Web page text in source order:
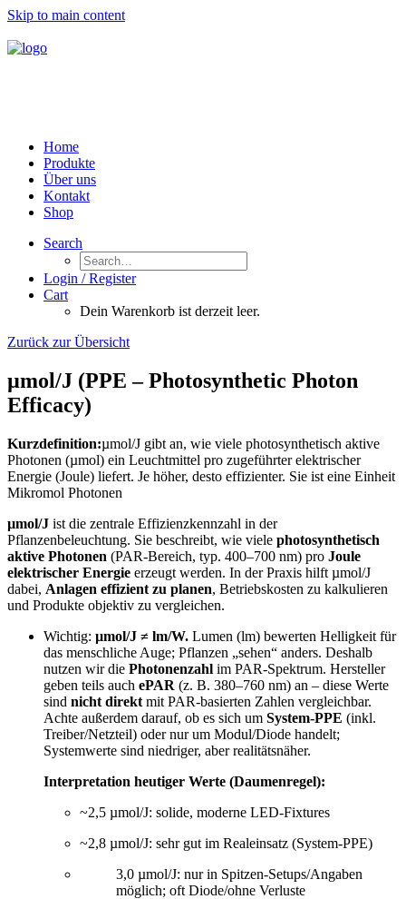
Skip to main content
Home
Produkte
Über uns
Kontakt
Shop
Search
Login / Register
Cart
Dein Warenkorb ist derzeit leer.
Zurück zur Übersicht
µmol/J (PPE – Photosynthetic Photon
Efficacy)
Kurzdefinition:µmol/J gibt an, wie viele photosynthetisch aktive
Photonen (µmol) ein Leuchtmittel pro zugeführter elektrischer
Energie (Joule) liefert. Je höher, desto effizienter. Sie ist eine Einheit
Mikromol Photonen
µmol/J ist die zentrale Effizienzkennzahl in der
Pflanzenbeleuchtung. Sie beschreibt, wie viele photosynthetisch
aktive Photonen (PAR-Bereich, typ. 400–700 nm) pro Joule
elektrischer Energie erzeugt werden. In der Praxis hilft µmol/J
dabei, Anlagen effizient zu planen, Betriebskosten zu kalkulieren
und Produkte objektiv zu vergleichen.
Wichtig: µmol/J ≠ lm/W. Lumen (lm) bewerten Helligkeit für
das menschliche Auge; Pflanzen „sehen“ anders. Deshalb
nutzen wir die Photonenzahl im PAR-Spektrum. Hersteller
geben teils auch ePAR (z. B. 380–760 nm) an – diese Werte
sind nicht direkt mit PAR-basierten Zahlen vergleichbar.
Achte außerdem darauf, ob es sich um System-PPE (inkl.
Treiber/Netzteil) oder nur um Modul/Diode handelt;
Systemwerte sind niedriger, aber realitätsnäher.
Interpretation heutiger Werte (Daumenregel):
~2,5 µmol/J: solide, moderne LED-Fixtures
~2,8 µmol/J: sehr gut im Realeinsatz (System-PPE)
3,0 µmol/J: nur in Spitzen-Setups/Angaben
möglich; oft Diode/ohne Verluste